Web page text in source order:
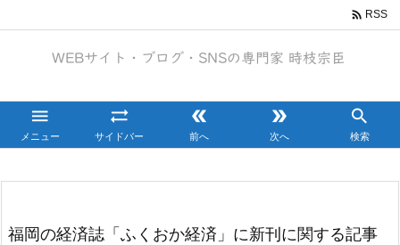

メニュー

サイドバー

前へ

次へ

検索
 RSS
福岡の経済誌「ふくおか経済」に新刊に関する記事